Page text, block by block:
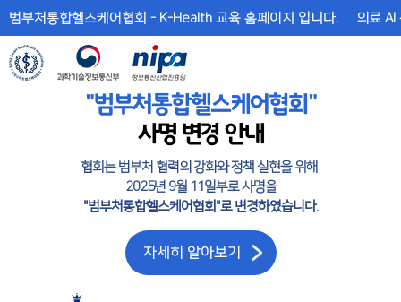
뉴
바
로
가
문
바
로
가
범부처통합헬스케어협회 - K-Health 교육 홈페이지 입니다. 의료 AI
"범부처통합헬스케어협회"
사명 변경 안내
협회는 범부처 협력의 강화와 정책 실현을 위해
2025년 9월 11일부로 사명을
"범부처통합헬스케어협회"로 변경하였습니다.
자세히 알아보기